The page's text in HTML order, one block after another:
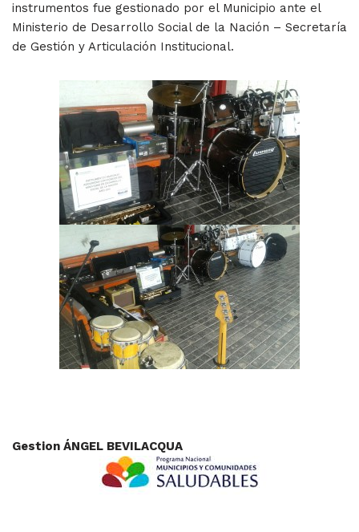
instrumentos fue gestionado por el Municipio ante el
Ministerio de Desarrollo Social de la Nación – Secretaría
de Gestión y Articulación Institucional.
Gestion ÁNGEL BEVILACQUA